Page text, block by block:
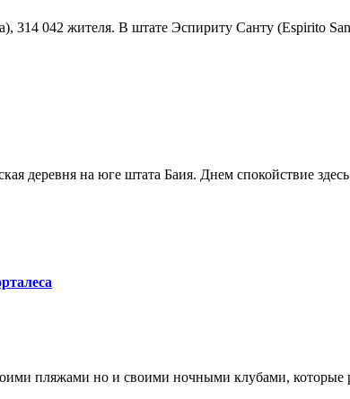
314 042 жителя. В штате Эспириту Санту (Espirito
деревня на юге штата Баия. Днем спокойствие
пляжами но и своими ночными клубами, которые